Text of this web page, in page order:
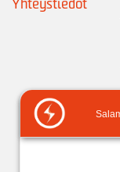
Yhteystiedot